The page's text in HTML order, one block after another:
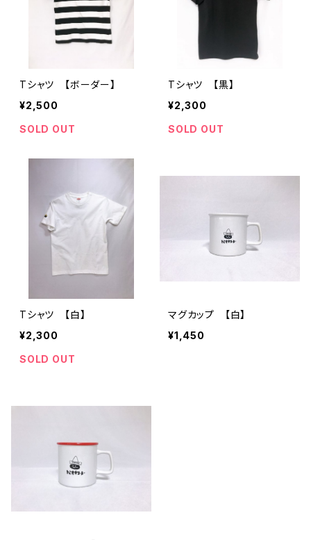
Tシャツ 【ボーダー】
¥2,500
SOLD OUT
Tシャツ 【黒】
¥2,300
SOLD OUT
Tシャツ 【白】
¥2,300
SOLD OUT
マグカップ 【白】
¥1,450